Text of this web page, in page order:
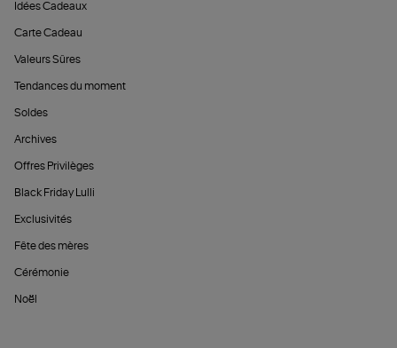
Idées Cadeaux
Carte Cadeau
Valeurs Sûres
Tendances du moment
Soldes
Archives
Offres Privilèges
Black Friday Lulli
Exclusivités
Fête des mères
Cérémonie
Noël